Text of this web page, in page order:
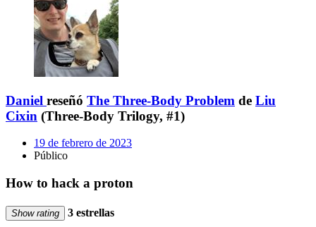
Daniel reseñó The Three-Body Problem de Liu
Cixin (Three-Body Trilogy, #1)
19 de febrero de 2023
Público
How to hack a proton
Show rating 3 estrellas